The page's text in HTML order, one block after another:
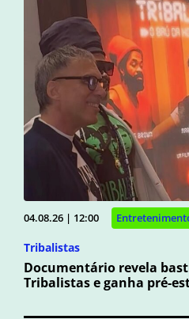
04.08.26 | 12:00
Tribalistas
Documentário revela
Tribalistas e ganha pré-